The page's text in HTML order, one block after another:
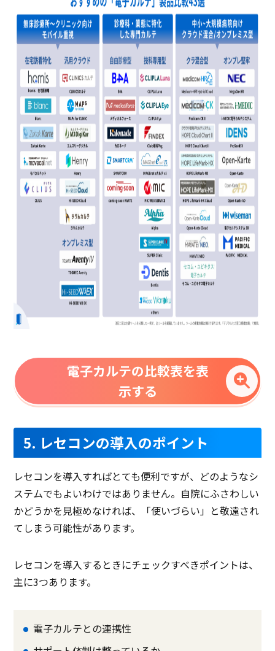
電子カルテの比較表を表
示する
5. レセコンの導入のポイント
レセコンを導入すればとても便利ですが、どのようなシ
ステムでもよいわけではありません。自院にふさわしい
かどうかを見極めなければ、「使いづらい」と敬遠され
てしまう可能性があります。
レセコンを導入するときにチェックすべきポイントは、
主に3つあります。
電子カルテとの連携性